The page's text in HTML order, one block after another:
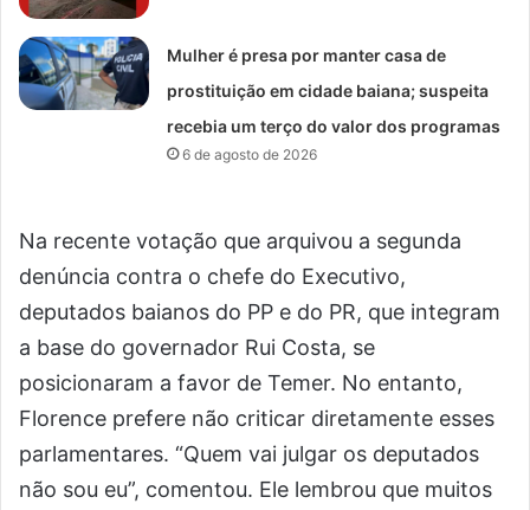
Mulher é presa por manter casa de
prostituição em cidade baiana; suspeita
recebia um terço do valor dos programas
6 de agosto de 2026
Na recente votação que arquivou a segunda
denúncia contra o chefe do Executivo,
deputados baianos do PP e do PR, que integram
a base do governador Rui Costa, se
posicionaram a favor de Temer. No entanto,
Florence prefere não criticar diretamente esses
parlamentares. “Quem vai julgar os deputados
não sou eu”, comentou. Ele lembrou que muitos